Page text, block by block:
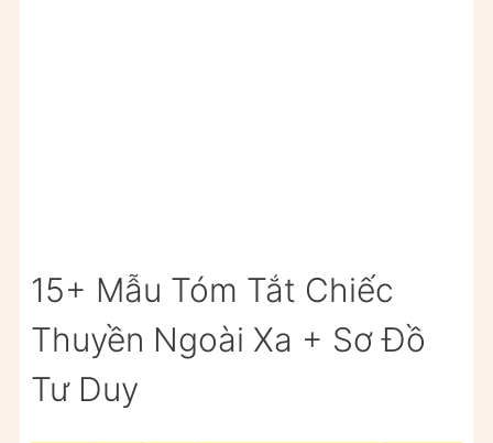
15+ Mẫu Tóm Tắt Chiếc
Thuyền Ngoài Xa + Sơ Đồ
Tư Duy